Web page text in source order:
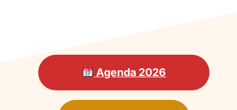
Agenda 2026